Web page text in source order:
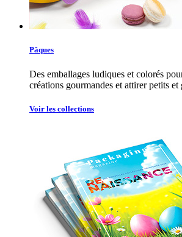
Pâques
Des emballages ludiques et colorés
créations gourmandes et attirer petits et
Voir les collections